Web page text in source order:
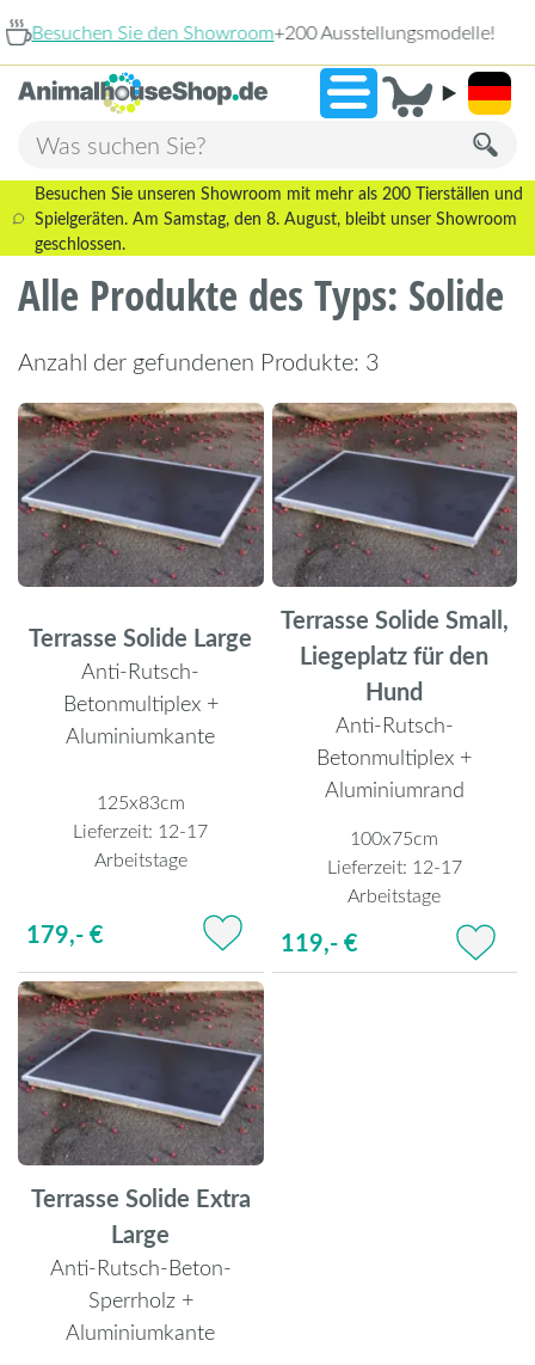
+200 Ausstellungsmodelle!
Besuchen Sie unseren Showroom mit mehr als 200 Tierställen und
Spielgeräten. Am Samstag, den 8. August, bleibt unser Showroom
geschlossen.
Alle Produkte des Typs: Solide
Anzahl der gefundenen Produkte: 3
Terrasse Solide Large
Anti-Rutsch-
Betonmultiplex +
Aluminiumkante
125x83cm
Lieferzeit: 12-17
Arbeitstage
179,- €
Terrasse Solide Small,
Liegeplatz für den
Hund
Anti-Rutsch-
Betonmultiplex +
Aluminiumrand
100x75cm
Lieferzeit: 12-17
Arbeitstage
119,- €
Terrasse Solide Extra
Large
Anti-Rutsch-Beton-
Sperrholz +
Aluminiumkante